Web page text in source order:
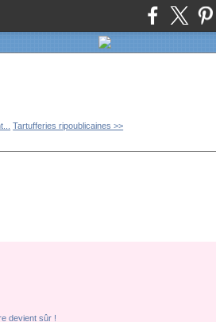
Tartufferies ripoublicaines >>